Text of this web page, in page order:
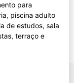
para
piscina adulto
de estudos, sala
terraço e